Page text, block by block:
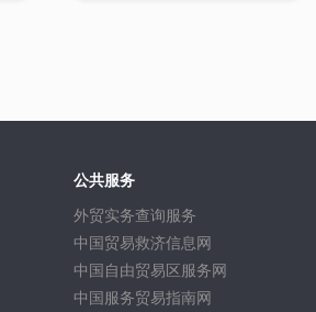
公共服务
外贸实务查询服务
中国贸易救济信息网
中国自由贸易区服务网
中国服务贸易指南网